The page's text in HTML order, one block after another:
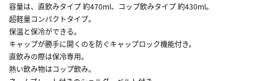
容量は、直飲みタイプ 約470ml、コップ飲みタイプ 約430ml。
超軽量コンパクトタイプ。
保温と保冷ができる。
キャップが勝手に開くのを防ぐキャップロック機能付き。
直飲みの際は保冷専用。
熱い飲み物はコップ飲み。